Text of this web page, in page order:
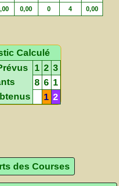
0,00 0 4 0,00
Calculé
1 2 3
8 6 1
1 2
des Courses